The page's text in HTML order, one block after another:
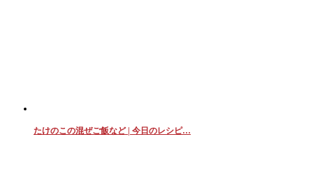
たけのこの混ぜご飯など | 今日のレシピ…